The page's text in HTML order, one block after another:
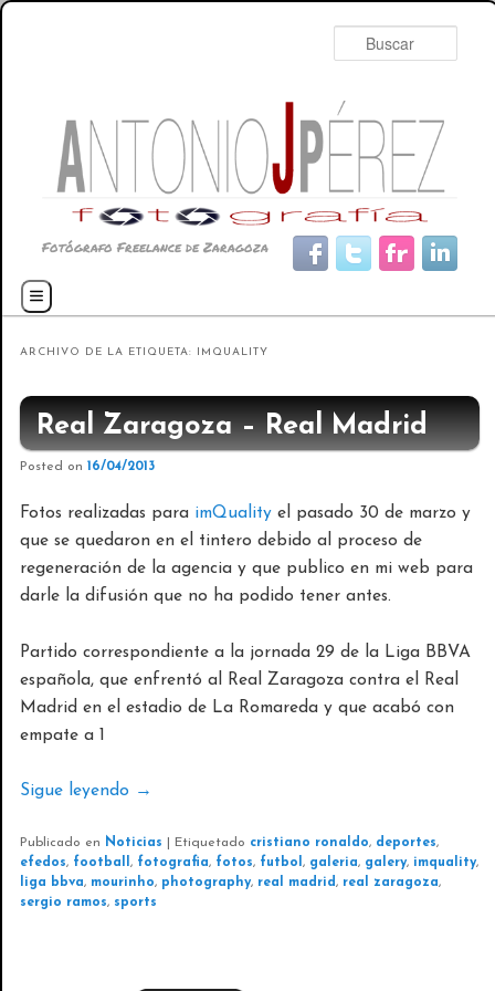
Fotógrafo Freelance de Zaragoza
Ir al contenido principal
Ir al contenido secundario
ARCHIVO DE LA ETIQUETA: IMQUALITY
Real Zaragoza – Real Madrid
Posted on16/04/2013
Fotos realizadas para imQuality el pasado 30 de marzo y
que se quedaron en el tintero debido al proceso de
regeneración de la agencia y que publico en mi web para
darle la difusión que no ha podido tener antes.
Partido correspondiente a la jornada 29 de la Liga BBVA
española, que enfrentó al Real Zaragoza contra el Real
Madrid en el estadio de La Romareda y que acabó con
empate a 1
Sigue leyendo →
Publicado en Noticias Etiquetado cristiano ronaldo, deportes,
efedos, football, fotografia, fotos, futbol, galeria, galery, imquality,
liga bbva, mourinho, photography, real madrid, real zaragoza,
sergio ramos, sports